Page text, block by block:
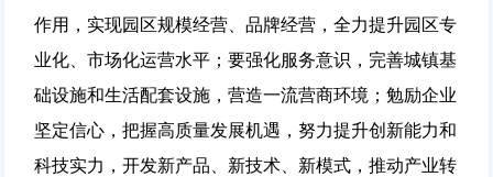
作用，实现园区规模经营、品牌经营，全力提升园区专
业化、市场化运营水平；要强化服务意识，完善城镇基
础设施和生活配套设施，营造一流营商环境；勉励企业
坚定信心，把握高质量发展机遇，努力提升创新能力和
科技实力，开发新产品、新技术、新模式，推动产业转